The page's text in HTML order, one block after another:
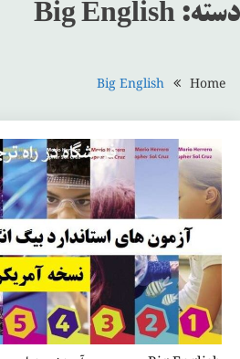
دسته: Big English
Home
Big English